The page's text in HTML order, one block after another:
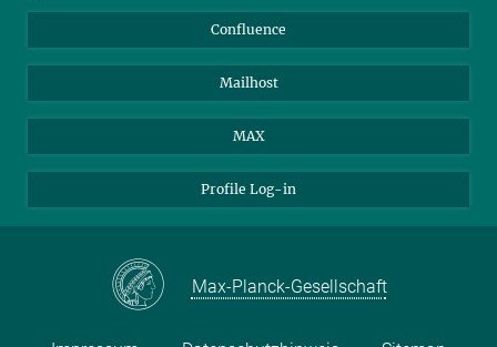
YouTube
Über Tiere in der Forschung
Ihr Weg zu uns
Confluence
Mailhost
MAX
Profile Log-in
Max-Planck-Gesellschaft